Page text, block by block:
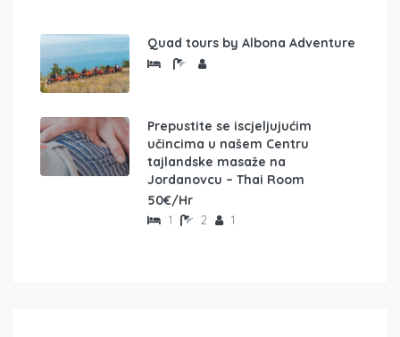
Quad tours by Albona Adventure
Prepustite se iscjeljujućim
učincima u našem Centru
tajlandske masaže na
Jordanovcu – Thai Room
50€/Hr
1 2 1